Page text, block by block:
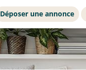
Déposer une annonce